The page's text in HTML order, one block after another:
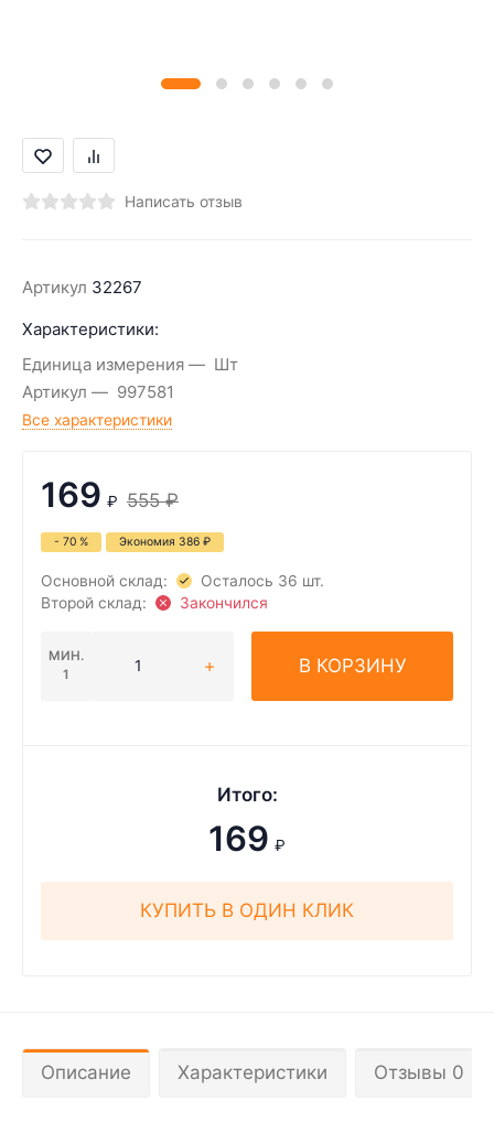
Написать отзыв
Артикул 32267
Характеристики:
Единица измерения
Шт
Артикул
997581
Все характеристики
169 ₽ 555 ₽
- 70 % Экономия 386 ₽
Основной склад:
Осталось 36 шт.
Второй склад:
Закончился
МИН.
1
В КОРЗИНУ
Итого:
169 ₽
КУПИТЬ В ОДИН КЛИК
Описание Характеристики Отзывы 0